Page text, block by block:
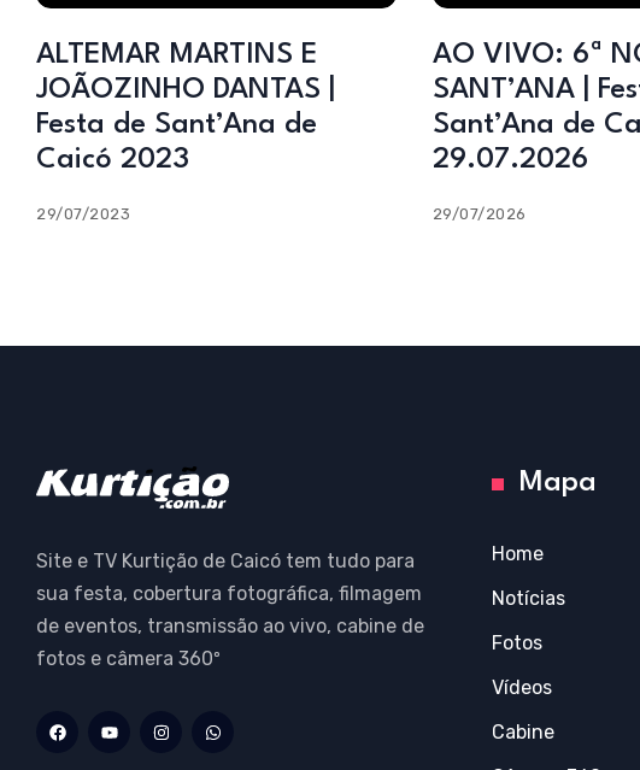
ALTEMAR MARTINS E
JOÃOZINHO DANTAS |
Festa de Sant’Ana de
Caicó 2023
29/07/2023
AO VIVO: 6ª
SANT’ANA |
Sant’Ana de
29.07.2026
29/07/2026
Site e TV Kurtição de Caicó tem tudo para
sua festa, cobertura fotográfica, filmagem
de eventos, transmissão ao vivo, cabine de
fotos e câmera 360º
Mapa
Home
Notícias
Fotos
Vídeos
Cabine